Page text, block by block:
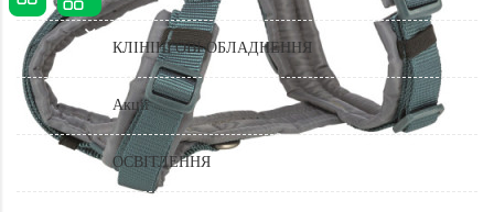
КЛІНІНГОВІ ОБЛАДНЕННЯ
Акції
ОСВІТЛЕННЯ